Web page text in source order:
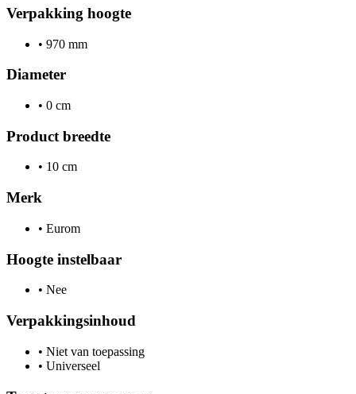
Verpakking hoogte
• 970 mm
Diameter
• 0 cm
Product breedte
• 10 cm
Merk
• Eurom
Hoogte instelbaar
• Nee
Verpakkingsinhoud
• Niet van toepassing
• Universeel